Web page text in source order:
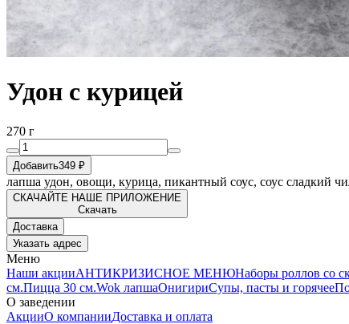
Удон с курицей
270 г
Добавить349 ₽
лапша удон, овощи, курица, пикантный соус, соус сладкий
СКАЧАЙТЕ НАШЕ ПРИЛОЖЕНИЕ
Скачать
Доставка
Указать адрес
Меню
Наши акцииАНТИКРИЗИСНОЕ МЕНЮНаборы роллов со
см.Пицца 30 см.Wok лапшаОнигириСупы, пасты и горячее
О заведении
АкцииО компанииДоставка и оплата